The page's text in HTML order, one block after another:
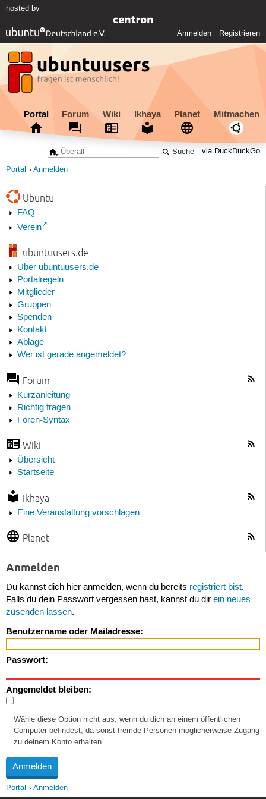
hosted by
Anmelden Registrieren
Portal Forum Wiki Ikhaya Planet Mitmachen
via DuckDuckGo
Portal Anmelden
Ubuntu
FAQ
Verein
ubuntuusers.de
Über ubuntuusers.de
Portalregeln
Mitglieder
Gruppen
Spenden
Kontakt
Ablage
Wer ist gerade angemeldet?
Forum
Kurzanleitung
Richtig fragen
Foren-Syntax
Wiki
Übersicht
Startseite
Ikhaya
Eine Veranstaltung vorschlagen
Planet
Anmelden
Du kannst dich hier anmelden, wenn du bereits registriert bist.
Falls du dein Passwort vergessen hast, kannst du dir ein neues
zusenden lassen.
Benutzername oder Mailadresse:
Passwort:
Angemeldet bleiben:
Wähle diese Option nicht aus, wenn du dich an einem öffentlichen
Computer befindest, da sonst fremde Personen möglicherweise Zugang
zu deinem Konto erhalten.
Portal Anmelden